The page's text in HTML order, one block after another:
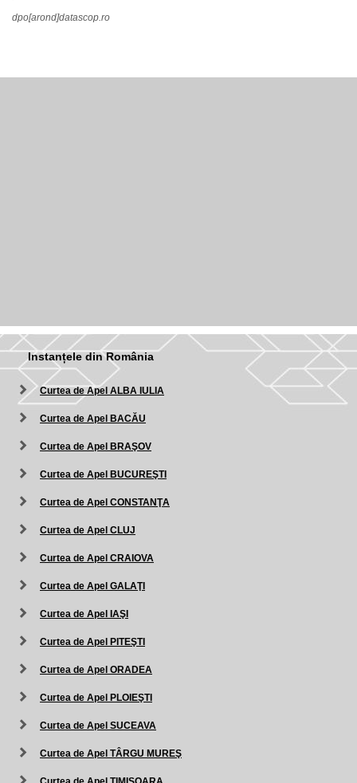
dpo[arond]datascop.ro
Instanțele din România
Curtea de Apel ALBA IULIA
Curtea de Apel BACĂU
Curtea de Apel BRAŞOV
Curtea de Apel BUCUREŞTI
Curtea de Apel CONSTANŢA
Curtea de Apel CLUJ
Curtea de Apel CRAIOVA
Curtea de Apel GALAŢI
Curtea de Apel IAŞI
Curtea de Apel PITEŞTI
Curtea de Apel ORADEA
Curtea de Apel PLOIEŞTI
Curtea de Apel SUCEAVA
Curtea de Apel TÂRGU MUREŞ